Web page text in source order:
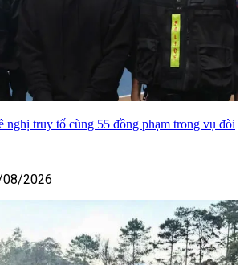
truy tố cùng 55 đồng phạm trong vụ đòi
2026